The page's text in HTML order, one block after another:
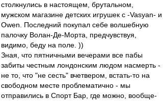
столкнулись в настоящем, брутальном,
мужском магазине детских игрушек с -Vasyan- и
Owen. Последний покупал себе волшебную
палочку Волан-Де-Морта, предчувствуя,
видимо, беду на поле. ))
Зная, что пятничными вечерами все пабы
забиты честным лондонским людом насмерть -
не то, что "не сесть" вчетвером, встать-то на
свободном месте проблематично - мы
отправились в Спорт Бар, где можно, вообще-